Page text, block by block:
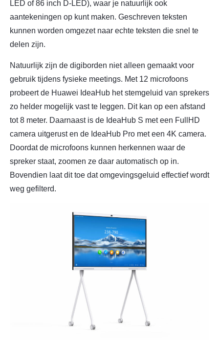
LED of 86 inch D-LED), waar je natuurlijk ook
aantekeningen op kunt maken. Geschreven teksten
kunnen worden omgezet naar echte teksten die snel te
delen zijn.
Natuurlijk zijn de digiborden niet alleen gemaakt voor
gebruik tijdens fysieke meetings. Met 12 microfoons
probeert de Huawei IdeaHub het stemgeluid van sprekers
zo helder mogelijk vast te leggen. Dit kan op een afstand
tot 8 meter. Daarnaast is de IdeaHub S met een FullHD
camera uitgerust en de IdeaHub Pro met een 4K camera.
Doordat de microfoons kunnen herkennen waar de
spreker staat, zoomen ze daar automatisch op in.
Bovendien laat dit toe dat omgevingsgeluid effectief wordt
weg gefilterd.